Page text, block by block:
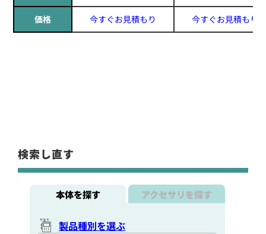
価格 今すぐお見積もり 今すぐお見積もり
検索し直す
本体を探す アクセサリを探す
製品種別を選ぶ